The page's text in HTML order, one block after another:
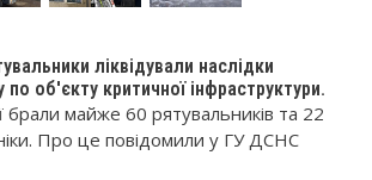
ліквідували наслідки
по об'єкту критичної інфраструктури.
брали майже 60 рятувальників та 22
Про це повідомили у ГУ ДСНС